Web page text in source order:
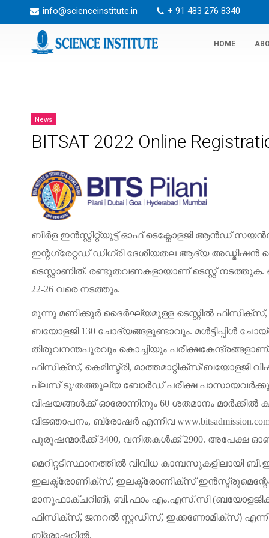
info@scienceinstitute.in + 91 483 276 8340
HOME
News
BITSAT 2022 Online
ബിർള ഇൻസ്റ്റിറ്റ്യൂട്ട് ഓഫ് ടെക്നോളജി ആൻഡ്
ഇന്റഗ്രേറ്റഡ് ഡിഗ്രി ദേശീയതല ആദ്യ അഡ്മിഷൻ
ടെസ്റ്റാണിത്. രണ്ടുതവണകളായാണ് ടെസ്റ്റ് നടത്തുക.
22-26 വരെ നടത്തും.
മൂന്നു മണിക്കൂർ ദൈർഘ്യമുള്ള ടെസ്റ്റിൽ ഫിസിക്സ്,
ബയോളജി130 ചോദ്യങ്ങളുണ്ടാവും. മൾട്ടിപ്പിൾ
തിരുവനന്തപുരവും കൊച്ചിയും പരീക്ഷകേന്ദ്രങ്ങളാണ്
ഫിസിക്സ്, കെമിസ്ട്രി, മാത്തമാറ്റിക്സ്/ബയോളജി
പ്ലസ് ടു/തത്തുല്യ ബോർഡ് പരീക്ഷ
വിഷയങ്ങൾക്ക് ഓരോന്നിനും 60 ശതമാനം മാർക്കിൽ
വിജ്ഞാപനം, ബ്രോഷർ എന്നിവ
പുരുഷന്മാർക്ക്3400, വനിതകൾക്ക്2900. അപേക്ഷ
മെറിറ്റടിസ്ഥാനത്തിൽ വിവിധ കാമ്പസുകളിലായി ബി.
ഇലക്ട്രോണിക്സ്, ഇലക്ട്രോണിക്സ്
മാനുഫാക്ചറിങ്), ബി.ഫാം എം.എസ്.സി(
ഫിസിക്സ്, ജനറൽ സ്റ്റഡീസ്, ഇക്കണോമിക്സ്) എന്നീ
ബ്രോഷറിൽ.